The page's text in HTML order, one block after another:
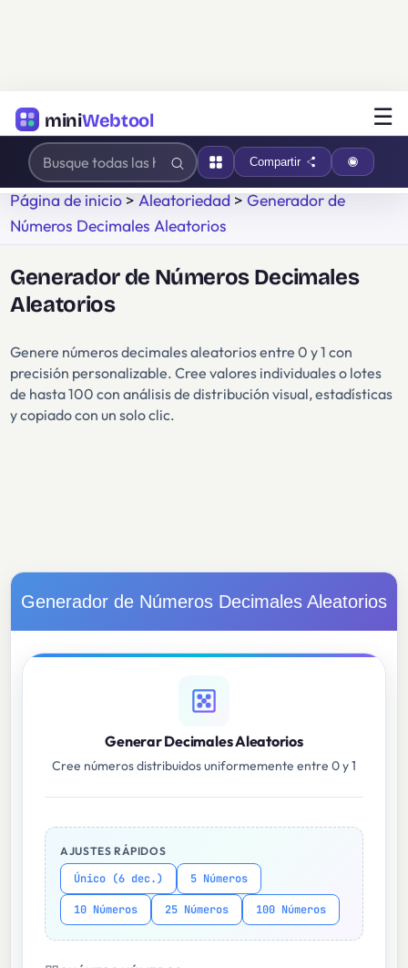
miniWebtool ☰
Compartir
Página de inicio>Aleatoriedad>Generador de
Números Decimales Aleatorios
Generador de Números Decimales
Aleatorios
Genere números decimales aleatorios entre 0 y 1 con
precisión personalizable. Cree valores individuales o lotes
de hasta 100 con análisis de distribución visual, estadísticas
y copiado con un solo clic.
Generador de Números Decimales Aleatorios
Generar Decimales Aleatorios
Cree números distribuidos uniformemente entre 0 y 1
AJUSTES RÁPIDOS
Único (6 dec.) 5 Números
10 Números 25 Números 100 Números